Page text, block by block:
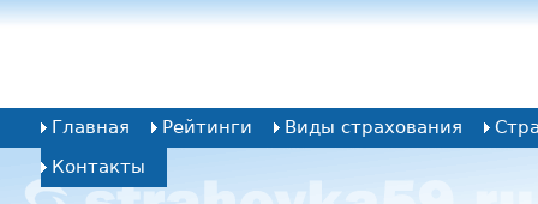
Главная Рейтинги Виды страхования
Контакты